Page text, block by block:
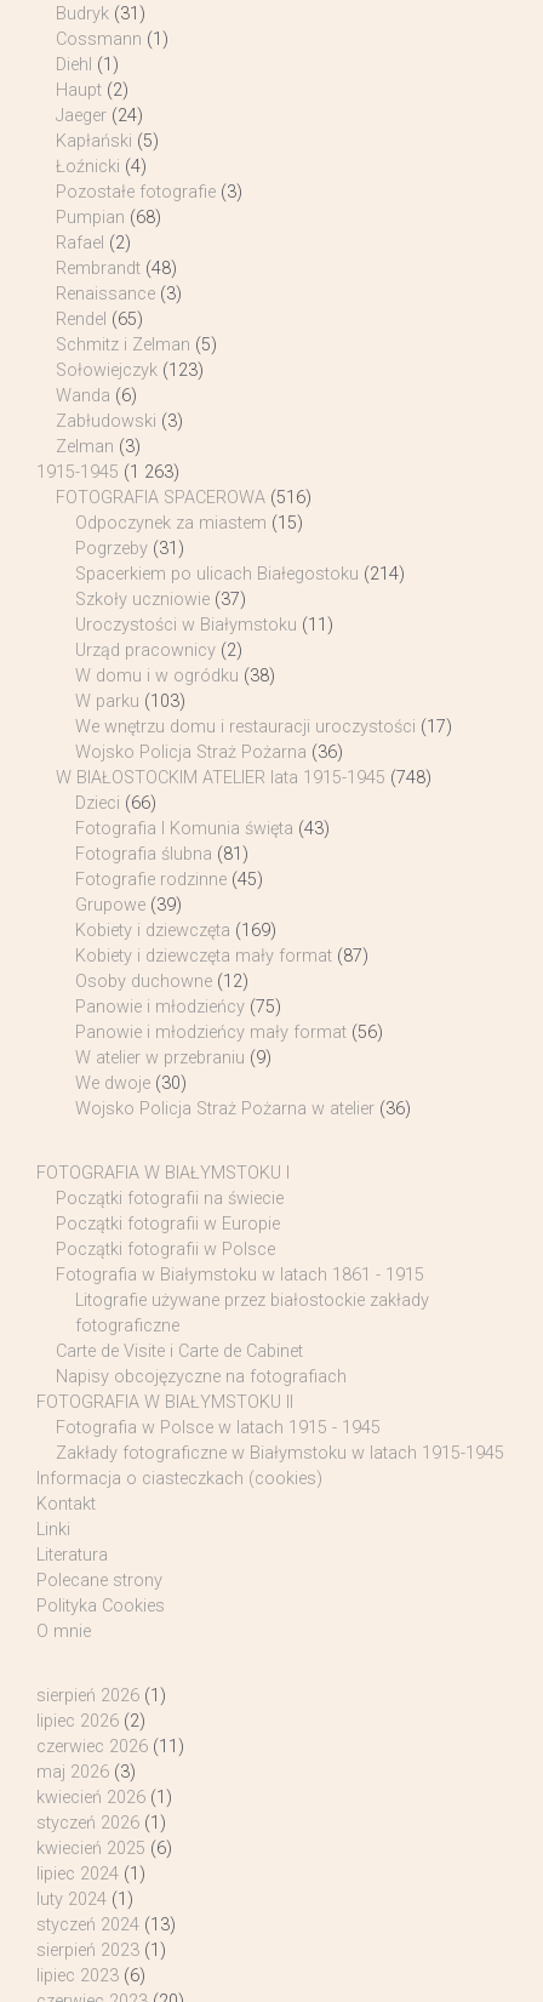
Budryk (31)
Cossmann (1)
Diehl (1)
Haupt (2)
Jaeger (24)
Kapłański (5)
Łoźnicki (4)
Pozostałe fotografie (3)
Pumpian (68)
Rafael (2)
Rembrandt (48)
Renaissance (3)
Rendel (65)
Schmitz i Zelman (5)
Sołowiejczyk (123)
Wanda (6)
Zabłudowski (3)
Zelman (3)
1915-1945 (1 263)
FOTOGRAFIA SPACEROWA (516)
Odpoczynek za miastem (15)
Pogrzeby (31)
Spacerkiem po ulicach Białegostoku (214)
Szkoły uczniowie (37)
Uroczystości w Białymstoku (11)
Urząd pracownicy (2)
W domu i w ogródku (38)
W parku (103)
We wnętrzu domu i restauracji uroczystości (17)
Wojsko Policja Straż Pożarna (36)
W BIAŁOSTOCKIM ATELIER lata 1915-1945 (748)
Dzieci (66)
Fotografia I Komunia święta (43)
Fotografia ślubna (81)
Fotografie rodzinne (45)
Grupowe (39)
Kobiety i dziewczęta (169)
Kobiety i dziewczęta mały format (87)
Osoby duchowne (12)
Panowie i młodzieńcy (75)
Panowie i młodzieńcy mały format (56)
W atelier w przebraniu (9)
We dwoje (30)
Wojsko Policja Straż Pożarna w atelier (36)
FOTOGRAFIA W BIAŁYMSTOKU I
Początki fotografii na świecie
Początki fotografii w Europie
Początki fotografii w Polsce
Fotografia w Białymstoku w latach 1861 - 1915
Litografie używane przez białostockie zakłady
fotograficzne
Carte de Visite i Carte de Cabinet
Napisy obcojęzyczne na fotografiach
FOTOGRAFIA W BIAŁYMSTOKU II
Fotografia w Polsce w latach 1915 - 1945
Zakłady fotograficzne w Białymstoku w latach 1915-1945
Informacja o ciasteczkach (cookies)
Kontakt
Linki
Literatura
Polecane strony
Polityka Cookies
O mnie
sierpień 2026 (1)
lipiec 2026 (2)
czerwiec 2026 (11)
maj 2026 (3)
kwiecień 2026 (1)
styczeń 2026 (1)
kwiecień 2025 (6)
lipiec 2024 (1)
luty 2024 (1)
styczeń 2024 (13)
sierpień 2023 (1)
lipiec 2023 (6)